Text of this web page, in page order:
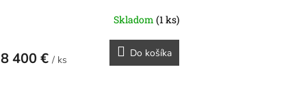
A
R
M
Skladom (1 ks)
8 400 € / ks
Do košíka